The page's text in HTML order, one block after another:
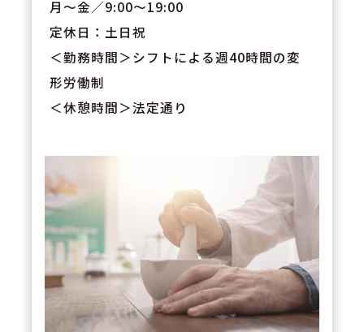
月～金／9:00～19:00
定休日：土日祝
＜勤務時間＞シフトによる週40時間の変
形労働制
＜休憩時間＞法定通り